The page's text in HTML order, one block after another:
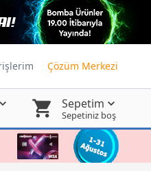
Çözüm Merkezi
Sepetim
Sepetiniz boş